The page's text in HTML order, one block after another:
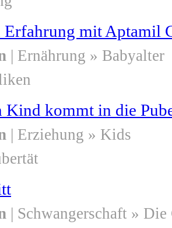
Erfahrung mit Aptamil
| Ernährung » Babyalter
kommt in die
| Erziehung » Kids
| Schwangerschaft » Die